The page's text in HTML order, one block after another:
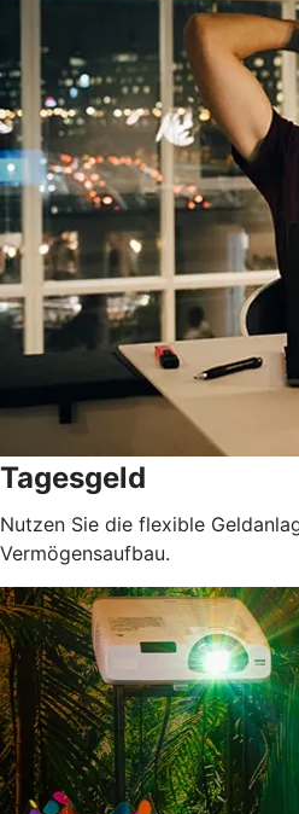
Tagesgeld
Nutzen Sie die flexible
Vermögensaufbau.